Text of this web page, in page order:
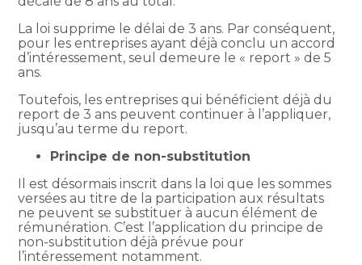
La loi supprime le délai de 3 ans. Par conséquent,
pour les entreprises ayant déjà conclu un accord
d’intéressement, seul demeure le « report » de 5
ans.
Toutefois, les entreprises qui bénéficient déjà du
report de 3 ans peuvent continuer à l’appliquer,
jusqu’au terme du report.
Principe de non-substitution
Il est désormais inscrit dans la loi que les sommes
versées au titre de la participation aux résultats
ne peuvent se substituer à aucun élément de
rémunération. C’est l’application du principe de
non-substitution déjà prévue pour
l’intéressement notamment.